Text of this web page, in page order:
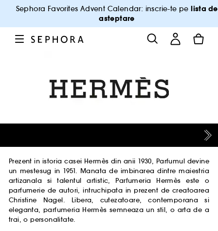
Sephora Favorites Advent Calendar: inscrie-te pelista de
asteptare
Prezent in istoria casei Hermès din anii 1930, Parfumul devine
un mestesug in 1951. Manata de imbinarea dintre maiestria
artizanala si talentul artistic, Parfumeria Hermès este o
parfumerie de autori, intruchipata in prezent de creatoarea
Christine Nagel. Libera, cutezatoare, contemporana si
eleganta, parfumeria Hermès semneaza un stil, o arta de a
trai, o personalitate.